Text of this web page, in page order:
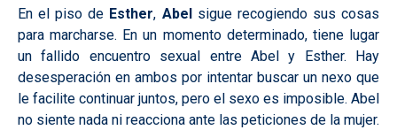
En el piso de Esther, Abel sigue recogiendo sus cosas
para marcharse. En un momento determinado, tiene lugar
un fallido encuentro sexual entre Abel y Esther. Hay
desesperación en ambos por intentar buscar un nexo que
le facilite continuar juntos, pero el sexo es imposible. Abel
no siente nada ni reacciona ante las peticiones de la mujer.